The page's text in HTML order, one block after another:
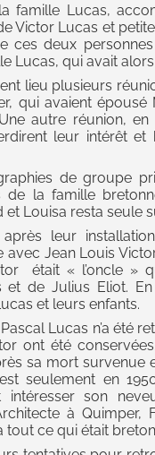
famille Lucas,
Victor Lucas et
ces deux
Lucas, qui avait
lieu plusieurs
qui avaient
Une autre réunion,
leur intérêt
de groupe
de la famille
Louisa resta seule
après leur
Jean Louis
était « l’oncle »
et de Julius Eliot.
et leurs enfants.
Lucas n’a été
ont été
sa mort survenue
seulement en
intéresser son
à Quimper,
tout ce qui était